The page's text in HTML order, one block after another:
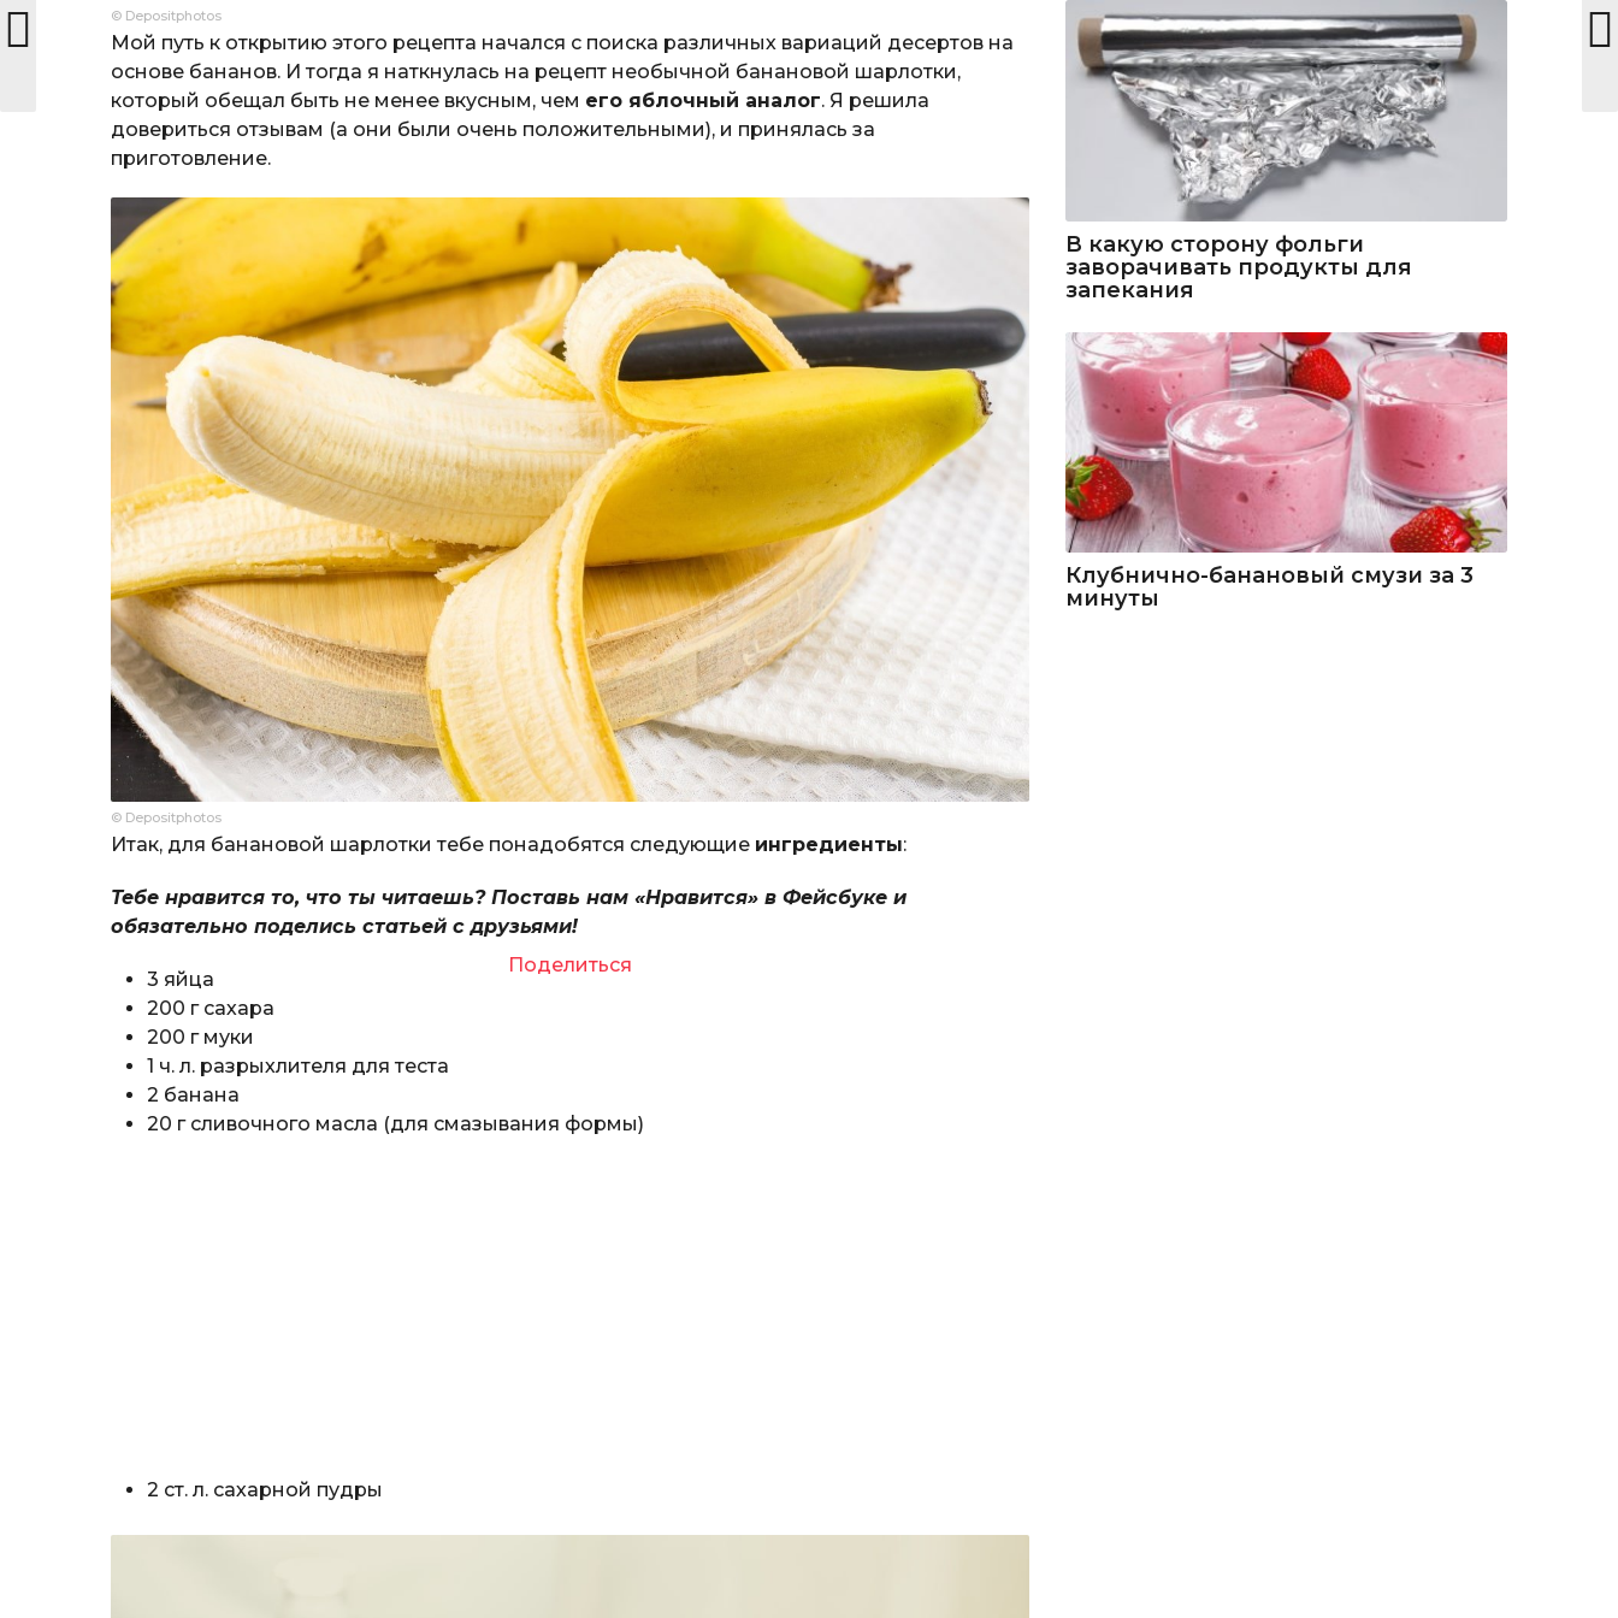
© Depositphotos
Мой путь к открытию этого рецепта начался с поиска различных вариаций десертов на
основе бананов. И тогда я наткнулась на рецепт необычной банановой шарлотки,
который обещал быть не менее вкусным, чем его яблочный аналог. Я решила
довериться отзывам (а они были очень положительными), и принялась за
приготовление.
© Depositphotos
Итак, для банановой шарлотки тебе понадобятся следующие ингредиенты:
Тебе нравится то, что ты читаешь? Поставь нам «Нравится» в Фейсбуке и
обязательно поделись статьей с друзьями!
Поделиться
3 яйца
200 г сахара
200 г муки
1 ч. л. разрыхлителя для теста
2 банана
20 г сливочного масла (для смазывания формы)
2 ст. л. сахарной пудры
В какую сторону фольги
заворачивать продукты для
запекания
Клубнично-банановый смузи за 3
минуты